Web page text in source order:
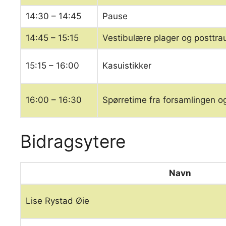
14:30 – 14:45 Pause
14:45 – 15:15 Vestibulære plager og
15:15 – 16:00 Kasuistikker
16:00 – 16:30 Spørretime fra forsamlingen
Bidragsytere
Navn
Lise Rystad Øie